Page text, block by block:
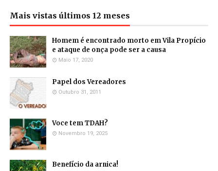
Mais vistas últimos 12 meses
Homem é encontrado morto em Vila Propício
e ataque de onça pode ser a causa
Maio 17, 2020
Papel dos Vereadores
Outubro 31, 2011
Voce tem TDAH?
Novembro 19, 2025
Benefício da arnica!